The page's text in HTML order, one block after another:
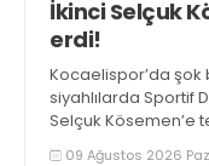
İkinci Selçuk
erdi!
Kocaelispor’da şok
siyahlılarda Sportif
Selçuk Kösemen’e
09 Ağustos 2026